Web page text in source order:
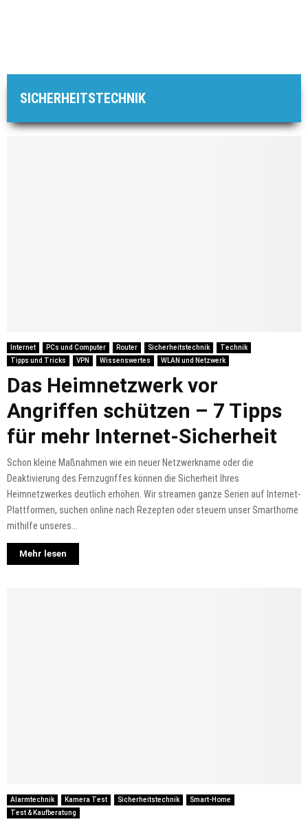
SICHERHEITSTECHNIK
Internet PCs und Computer Router Sicherheitstechnik
Technik
Tipps und Tricks
VPN Wissenswertes WLAN und Netzwerk
Das Heimnetzwerk vor
Angriffen schützen – 7 Tipps
für mehr Internet-Sicherheit
Schon kleine Maßnahmen wie ein neuer Netzwerkname oder die
Deaktivierung des Fernzugriffes können die Sicherheit Ihres
Heimnetzwerkes deutlich erhöhen. Wir streamen ganze Serien auf Internet-
Plattformen, suchen online nach Rezepten oder steuern unser Smarthome
mithilfe unseres...
Mehr lesen
Alarmtechnik Kamera Test Sicherheitstechnik
Smart-Home
Test & Kaufberatung